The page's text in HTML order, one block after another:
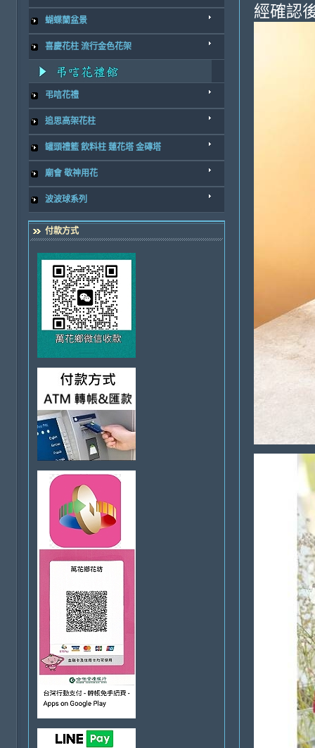
蝴蝶蘭盆景
喜慶花柱 流行金色花架
弔唁花禮
追思高架花柱
罐頭禮籃 飲料柱 蓮花塔 金磚塔
廟會 敬神用花
波波球系列
付款方式
經確認